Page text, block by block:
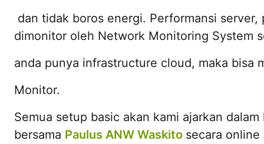
dan tidak boros energi. Performansi
dimonitor oleh Network Monitoring System
anda punya infrastructure cloud, maka bisa
Monitor.
Semua setup basic akan kami ajarkan
bersama Paulus ANW Waskito secara